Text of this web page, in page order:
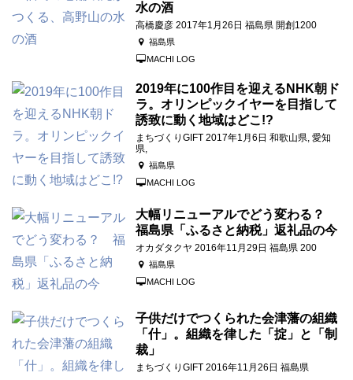
水の酒
高橋慶彦 2017年1月26日 福島県 開創1200
福島県
MACHI LOG
2019年に100作目を迎えるNHK朝ド
ラ。オリンピックイヤーを目指して
誘致に動く地域はどこ!?
まちづくりGIFT 2017年1月6日 和歌山県, 愛知
県,
福島県
MACHI LOG
大幅リニューアルでどう変わる？
福島県「ふるさと納税」返礼品の今
オカダタクヤ 2016年11月29日 福島県 200
福島県
MACHI LOG
子供だけでつくられた会津藩の組織
「什」。組織を律した「掟」と「制
裁」
まちづくりGIFT 2016年11月26日 福島県